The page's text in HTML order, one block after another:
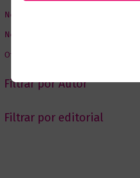
Negocios
Novedades
Ofertas
Filtrar por Autor
Filtrar por editorial